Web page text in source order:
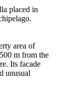
placed in
area of
m from the
Its facade
unusual